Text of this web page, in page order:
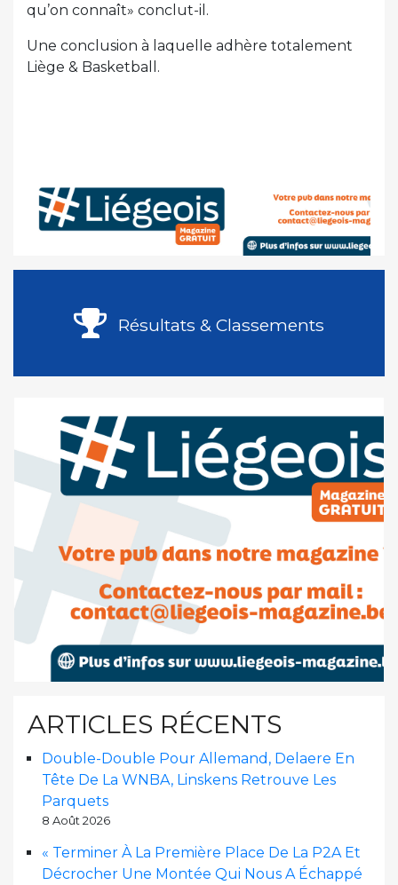
qu’on connaît» conclut-il.
Une conclusion à laquelle adhère totalement
Liège & Basketball.
Résultats & Classements
ARTICLES RÉCENTS
Double-Double Pour Allemand, Delaere En
Tête De La WNBA, Linskens Retrouve Les
Parquets
8 Août 2026
« Terminer À La Première Place De La P2A Et
Décrocher Une Montée Qui Nous A Échappé